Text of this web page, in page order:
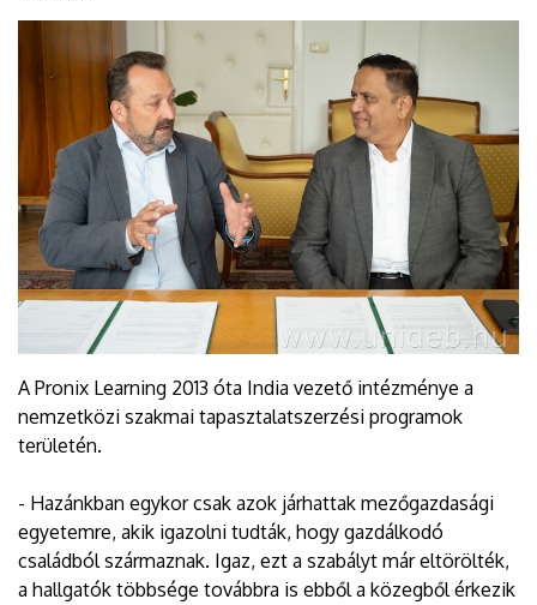
A Pronix Learning 2013 óta India vezető intézménye a
nemzetközi szakmai tapasztalatszerzési programok
területén.
- Hazánkban egykor csak azok járhattak mezőgazdasági
egyetemre, akik igazolni tudták, hogy gazdálkodó
családból származnak. Igaz, ezt a szabályt már eltörölték,
a hallgatók többsége továbbra is ebből a közegből érkezik